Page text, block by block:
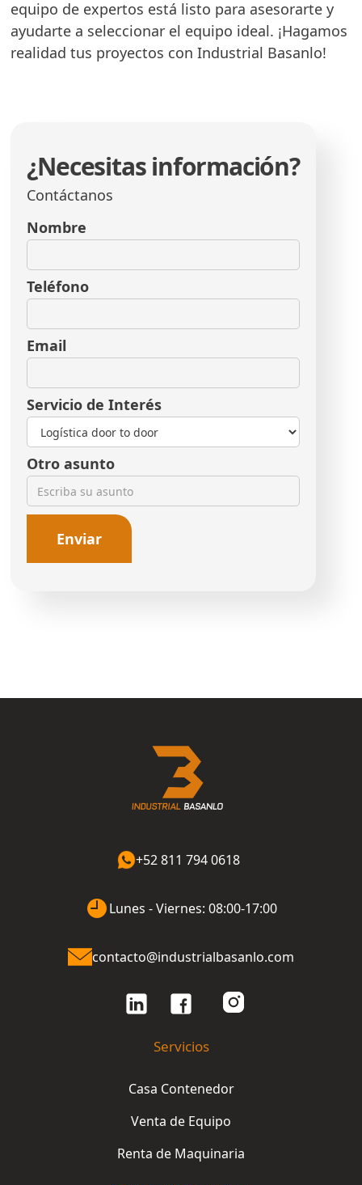
equipo de expertos está listo para asesorarte y
ayudarte a seleccionar el equipo ideal. ¡Hagamos
realidad tus proyectos con Industrial Basanlo!
¿Necesitas información?
Contáctanos
Nombre
Teléfono
Email
Servicio de Interés
Otro asunto
+52 811 794 0618
Lunes - Viernes: 08:00-17:00
contacto@industrialbasanlo.com
Servicios
Casa Contenedor
Venta de Equipo
Renta de Maquinaria